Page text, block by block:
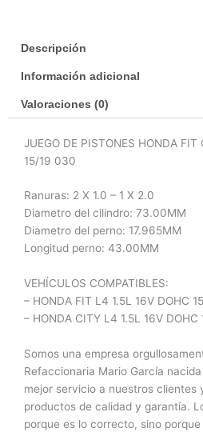
15/19
cantidad
Descripción
Información adicional
Valoraciones (0)
JUEGO DE PISTONES HONDA
15/19 030
Ranuras: 2 X 1.0 – 1 X 2.0
Diametro del cilindro: 73.00MM
Diametro del perno: 17.965MM
Longitud perno: 43.00MM
VEHÍCULOS COMPATIBLES:
– HONDA FIT L4 1.5L 16V DOHC
– HONDA CITY L4 1.5L 16V DOHC
Somos una empresa
Refaccionaria Mario García
mejor servicio a nuestros clientes
productos de calidad y garantía.
porque es lo correcto, sino